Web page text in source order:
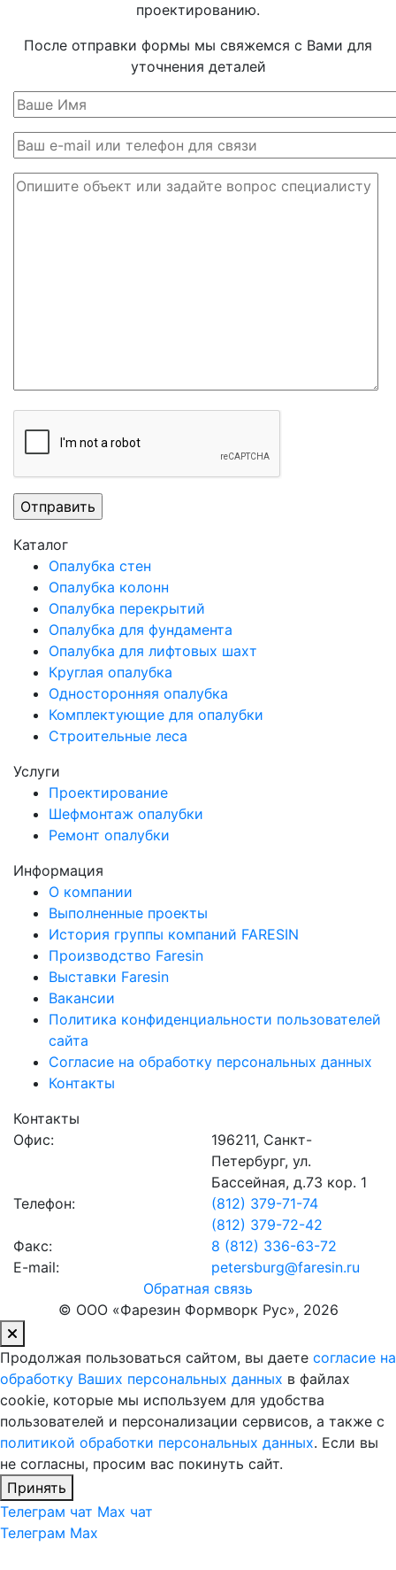
проектированию.
После отправки формы мы свяжемся с Вами для
уточнения деталей
Каталог
Опалубка стен
Опалубка колонн
Опалубка перекрытий
Опалубка для фундамента
Опалубка для лифтовых шахт
Круглая опалубка
Односторонняя опалубка
Комплектующие для опалубки
Строительные леса
Услуги
Проектирование
Шефмонтаж опалубки
Ремонт опалубки
Информация
О компании
Выполненные проекты
История группы компаний FARESIN
Производство Faresin
Выставки Faresin
Вакансии
Политика конфиденциальности пользователей
сайта
Согласие на обработку персональных данных
Контакты
Контакты
Офис:
196211, Санкт-
Петербург, ул.
Бассейная, д.73 кор. 1
Телефон:
(812) 379-71-74
(812) 379-72-42
Факс:
8 (812) 336-63-72
E-mail:
petersburg@faresin.ru
Обратная связь
© ООО «Фарезин Формворк Рус», 2026
Продолжая пользоваться сайтом, вы даете согласие на
обработку Ваших персональных данных в файлах
cookie, которые мы используем для удобства
пользователей и персонализации сервисов, а также с
политикой обработки персональных данных. Если вы
не согласны, просим вас покинуть сайт.
Принять
Телеграм чат Max чат
Телеграм Max